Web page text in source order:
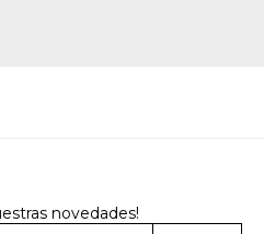
novedades!